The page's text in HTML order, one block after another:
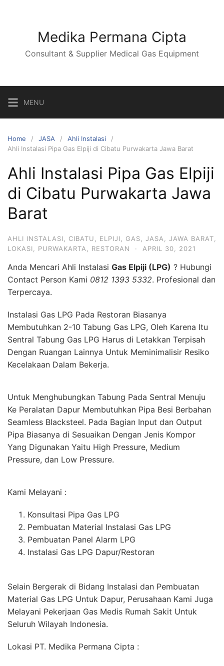
Medika Permana Cipta
Consultant & Supplier Medical Gas Equipment
MENU
Home JASA
Ahli Instalasi
Ahli Instalasi Pipa Gas Elpiji di Cibatu Purwakarta Jawa Barat
Ahli Instalasi Pipa Gas Elpiji
di Cibatu Purwakarta Jawa
Barat
AHLI INSTALASI CIBATU ELPIJI GAS JASA JAWA BARAT
LOKASI
PURWAKARTA RESTORAN · APRIL 30, 2021
Anda Mencari Ahli Instalasi Gas Elpiji (LPG) ? Hubungi
Contact Person Kami 0812 1393 5332. Profesional dan
Terpercaya.
Instalasi Gas LPG Pada Restoran Biasanya
Membutuhkan 2-10 Tabung Gas LPG, Oleh Karena Itu
Sentral Tabung Gas LPG Harus di Letakkan Terpisah
Dengan Ruangan Lainnya Untuk Meminimalisir Resiko
Kecelakaan Dalam Bekerja.
Untuk Menghubungkan Tabung Pada Sentral Menuju
Ke Peralatan Dapur Membutuhkan Pipa Besi Berbahan
Seamless Blacksteel. Pada Bagian Input dan Output
Pipa Biasanya di Sesuaikan Dengan Jenis Kompor
Yang Digunakan Yaitu High Pressure, Medium
Pressure, dan Low Pressure.
Kami Melayani :
Konsultasi Pipa Gas LPG
Pembuatan Material Instalasi Gas LPG
Pembuatan Panel Alarm LPG
Instalasi Gas LPG Dapur/Restoran
Selain Bergerak di Bidang Instalasi dan Pembuatan
Material Gas LPG Untuk Dapur, Perusahaan Kami Juga
Melayani Pekerjaan Gas Medis Rumah Sakit Untuk
Seluruh Wilayah Indonesia.
Lokasi PT. Medika Permana Cipta :